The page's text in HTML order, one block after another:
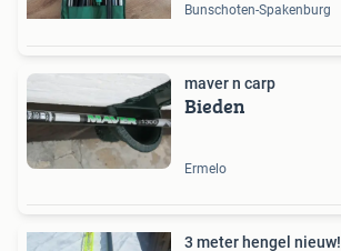
Bunschoten-Spakenburg
maver n carp
Bieden
Ermelo
3 meter hengel nieuw!